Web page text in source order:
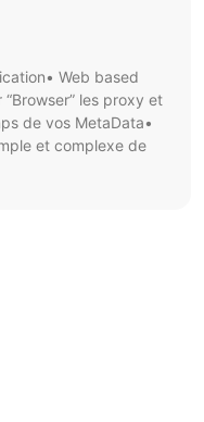
Web based
les proxy et
de vos MetaData•
et complexe de